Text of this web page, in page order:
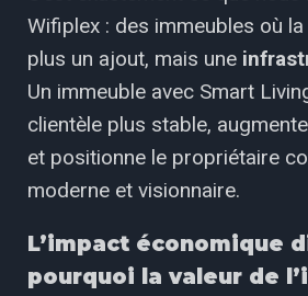
Wifiplex : des immeubles où la
plus un ajout, mais une
Un immeuble avec Smart
clientèle plus stable,
et positionne le propriétaire
moderne et visionnaire.
L’impact économique
pourquoi la valeur de